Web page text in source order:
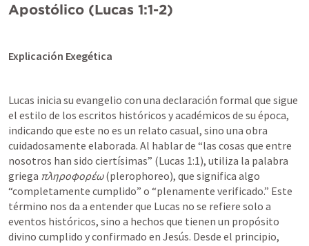
Apostólico (Lucas 1:1-2)
Explicación Exegética
Lucas inicia su evangelio con una declaración formal que sigue
el estilo de los escritos históricos y académicos de su época,
indicando que este no es un relato casual, sino una obra
cuidadosamente elaborada. Al hablar de “las cosas que entre
nosotros han sido ciertísimas” (Lucas 1:1), utiliza la palabra
griega πληροφορέω (plerophoreo), que significa algo
“completamente cumplido” o “plenamente verificado.” Este
término nos da a entender que Lucas no se refiere solo a
eventos históricos, sino a hechos que tienen un propósito
divino cumplido y confirmado en Jesús. Desde el principio,